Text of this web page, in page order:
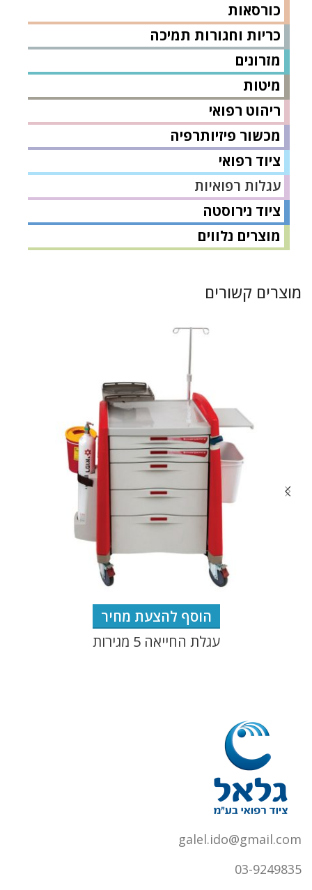
כורסאות
כריות וחגורות תמיכה
מזרונים
מיטות
ריהוט רפואי
מכשור פיזיותרפיה
ציוד רפואי
עגלות רפואיות
ציוד נירוסטה
מוצרים נלווים
מוצרים קשורים
הוסף להצעת מחיר
עגלת החייאה 5 מגירות
galel.ido@gmail.com
03-9249835